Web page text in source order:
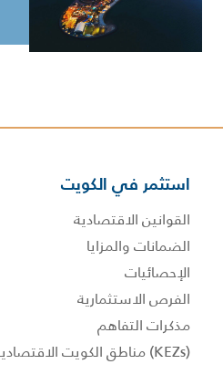
استثمر في الكويت
القوانين الاقتصادية
الضمانات والمزايا
الإحصائيات
الفرص الاستثمارية
مذكرات التفاهم
(KEZs) مناطق الكويت الاقتصادية